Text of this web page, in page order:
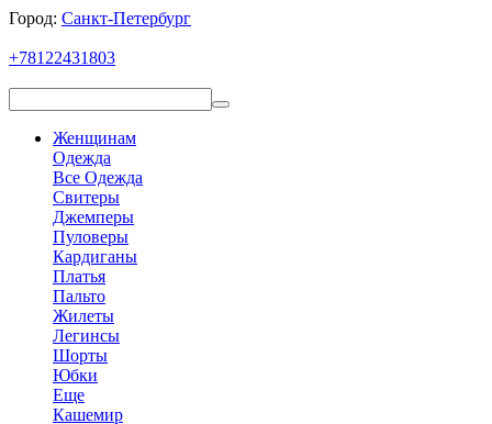
Город: Санкт-Петербург
+78122431803
Женщинам
Одежда
Все Одежда
Свитеры
Джемперы
Пуловеры
Кардиганы
Платья
Пальто
Жилеты
Легинсы
Шорты
Юбки
Еще
Кашемир